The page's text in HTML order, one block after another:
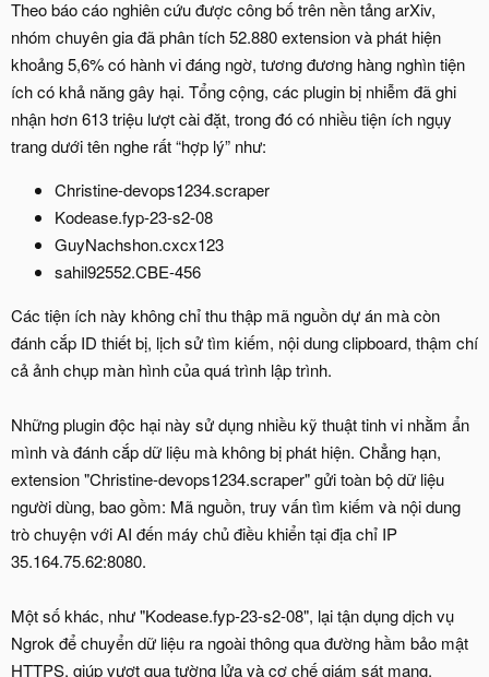
Theo báo cáo nghiên cứu được công bố trên nền tảng arXiv,
nhóm chuyên gia đã phân tích 52.880 extension và phát hiện
khoảng 5,6% có hành vi đáng ngờ, tương đương hàng nghìn tiện
ích có khả năng gây hại. Tổng cộng, các plugin bị nhiễm đã ghi
nhận hơn 613 triệu lượt cài đặt, trong đó có nhiều tiện ích ngụy
trang dưới tên nghe rất “hợp lý” như:
Christine-devops1234.scraper
Kodease.fyp-23-s2-08
GuyNachshon.cxcx123
sahil92552.CBE-456
Các tiện ích này không chỉ thu thập mã nguồn dự án mà còn
đánh cắp ID thiết bị, lịch sử tìm kiếm, nội dung clipboard, thậm chí
cả ảnh chụp màn hình của quá trình lập trình.
Những plugin độc hại này sử dụng nhiều kỹ thuật tinh vi nhằm ẩn
mình và đánh cắp dữ liệu mà không bị phát hiện. Chẳng hạn,
extension "Christine-devops1234.scraper" gửi toàn bộ dữ liệu
người dùng, bao gồm: Mã nguồn, truy vấn tìm kiếm và nội dung
trò chuyện với AI đến máy chủ điều khiển tại địa chỉ IP
35.164.75.62:8080.
Một số khác, như "Kodease.fyp-23-s2-08", lại tận dụng dịch vụ
Ngrok để chuyển dữ liệu ra ngoài thông qua đường hầm bảo mật
HTTPS, giúp vượt qua tường lửa và cơ chế giám sát mạng.